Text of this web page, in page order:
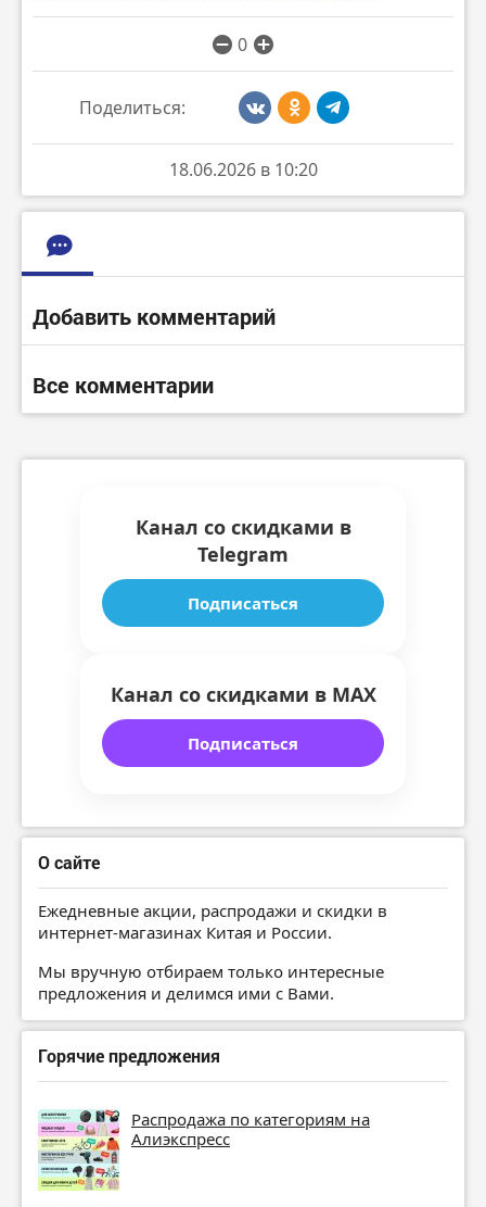
0
Поделиться:
18.06.2026 в 10:20
Добавить комментарий
Все комментарии
Канал со скидками в
Telegram
Подписаться
Канал со скидками в MAX
Подписаться
О сайте
Ежедневные акции, распродажи и скидки в
интернет-магазинах Китая и России.
Мы вручную отбираем только интересные
предложения и делимся ими с Вами.
Горячие предложения
Распродажа по категориям на
Алиэкспресс